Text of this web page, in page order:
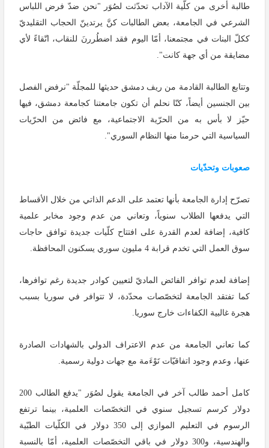
طالبة أخرى من كلّية الآداب تحدّثت لصُوَر "نحن ضدّ فرض اللباس
الشرعي في الجامعة، بعض الطالبات كنَّ يرتدينّ الحجاب التقليديّ
ككلّ البنات في مجتمعنا، أمّا اليوم فقد اضطُررنَ للنقاب، اتّقاءً لأي
مضايقة من أي جهة كانت".
وتتابع الطالبة القادمة من ريف دمشق حديثها للمجلّة "نرفض الفصل
بين الجنسين أيضاً، كنّا نحلم أن تكون جامعتنا كجامعة دمشق، فيها
حيّز لا بأس به من الحرّية الاجتماعية، مع فائض من الحرّيات
السياسية التي حرمنا منها النظام السوري".
صعوبات وتحدّيات
تصرّح إدارة الجامعة بأنها تعتمد على الدعم الذاتي من خلال الأقساط
التي يدفعها الطلاب سنوياً، وتعاني من عدم وجود مخابر علمية
كافية، إضافة لعدم القدرة على افتتاح كلّيات جديدة توافق حاجات
سوق العمل التي تخدم قرابة 4 مليون سوري يسكنون المحافظة.
إضافة لعدم توافر الفائض الماديّ لتعيين كوادر جديدة رغم توافرها،
كما تفتقد الجامعة لتخصّصات محدّدة، لا تتوافر في سوريا بسبب
هجرة غالبية الكفاءات خارج سوريا.
كما تعاني الجامعة من عدم الاعتراف الدولي بالشهادات الصادرة
عنها، وعدم وجود اتفاقيّات تَوْءَمة مع جهات دولية رسمية.
كامل أحمد طالب آخر في الجامعة يقول لصُوَر "يدفع الطالب 200
دولار كرسم تسجيل سنوي في التخصّصات العلمية، بينما ترتفع
الرسوم في التعليم الموازي إلى 350 دولار في الكلّيات الطبّية
والهندسية، و300 دولار في باقي التخصّصات العلمية، أمّا بالنسبة